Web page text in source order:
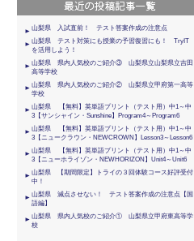
山梨県 入試直前！ テスト答案作成の注意点
山梨県 テスト対策にも授業の予習復習にも！ TryIT
を活用しよう！
山梨県 県内人気校のご紹介③ 山梨県立山梨県立吉田
高等学校
山梨県 県内人気校のご紹介② 山梨県立甲府第一高等
学校
山梨県 【無料】英単語プリント（テスト用）中1～中
3【サンシャイン・Sunshine】Program4～Program6
山梨県 【無料】英単語プリント（テスト用）中1～中
3【ニュークラウン・NEWCROWN】Lesson3～Lesson6
山梨県 【無料】英単語プリント（テスト用）中1～中
3【ニューホライゾン・NEWHORIZON】Unit4～Unit6
山梨県 【期間限定】トライの３回体験コース好評受付
中！
山梨県 減点させない！ テスト答案作成の注意点【国
語編】
山梨県 県内人気校のご紹介① 山梨県立甲府東高等学
校